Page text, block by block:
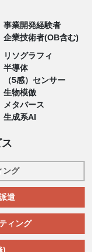
事業開発経験者
企業技術者(OB含む)
リソグラフィ
半導体
（5感）センサー
生物模倣
メタバース
生成系AI
ング
遣
ィング
)